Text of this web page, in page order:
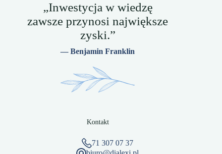
„Inwestycja w wiedzę
zawsze przynosi największe
zyski.”
— Benjamin Franklin
Kontakt
71 307 07 37